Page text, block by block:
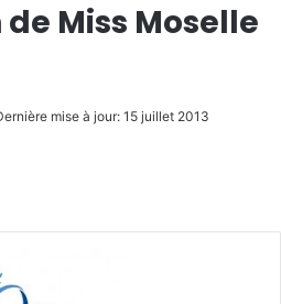
Miss Moselle
mise à jour: 15 juillet 2013